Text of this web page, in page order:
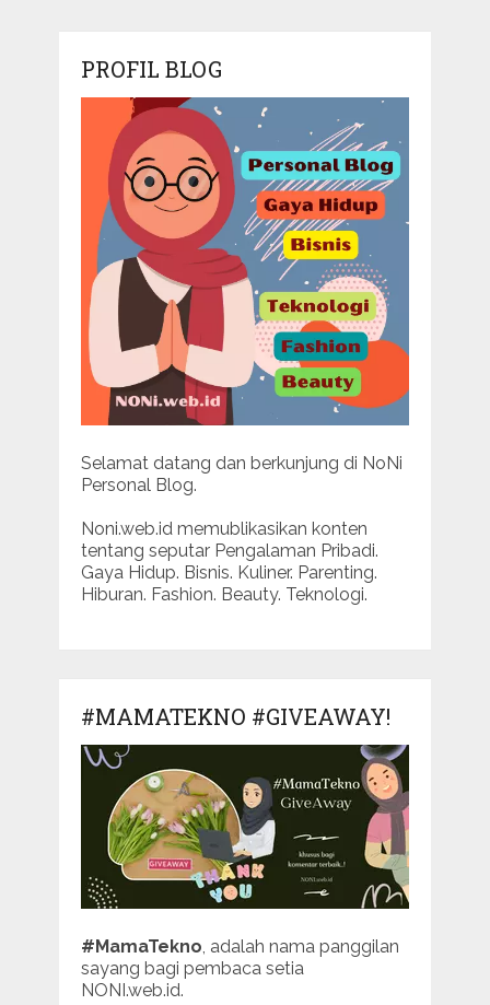
PROFIL BLOG
Selamat datang dan berkunjung di NoNi
Personal Blog.
Noni.web.id memublikasikan konten
tentang seputar Pengalaman Pribadi.
Gaya Hidup. Bisnis. Kuliner. Parenting.
Hiburan. Fashion. Beauty. Teknologi.
#MAMATEKNO #GIVEAWAY!
#MamaTekno, adalah nama panggilan
sayang bagi pembaca setia
NONI.web.id.